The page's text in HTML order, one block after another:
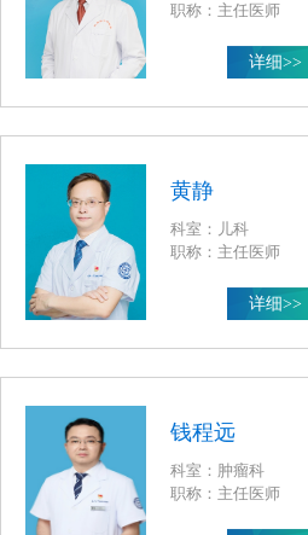
职称：主任医师
详细>>
黄静
科室：儿科
职称：主任医师
详细>>
钱程远
科室：肿瘤科
职称：主任医师